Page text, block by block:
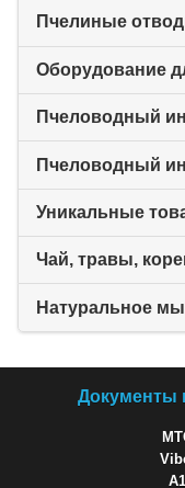
Оборудование
Пчеловодный
Уникальные
Чай, травы,
Натуральное
Документы